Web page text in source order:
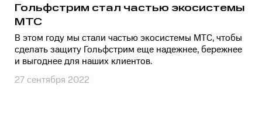
Гольфстрим стал частью экосистемы
МТС
В этом году мы стали частью экосистемы МТС, чтобы
сделать защиту Гольфстрим еще надежнее, бережнее
и выгоднее для наших клиентов.
27 сентября 2022